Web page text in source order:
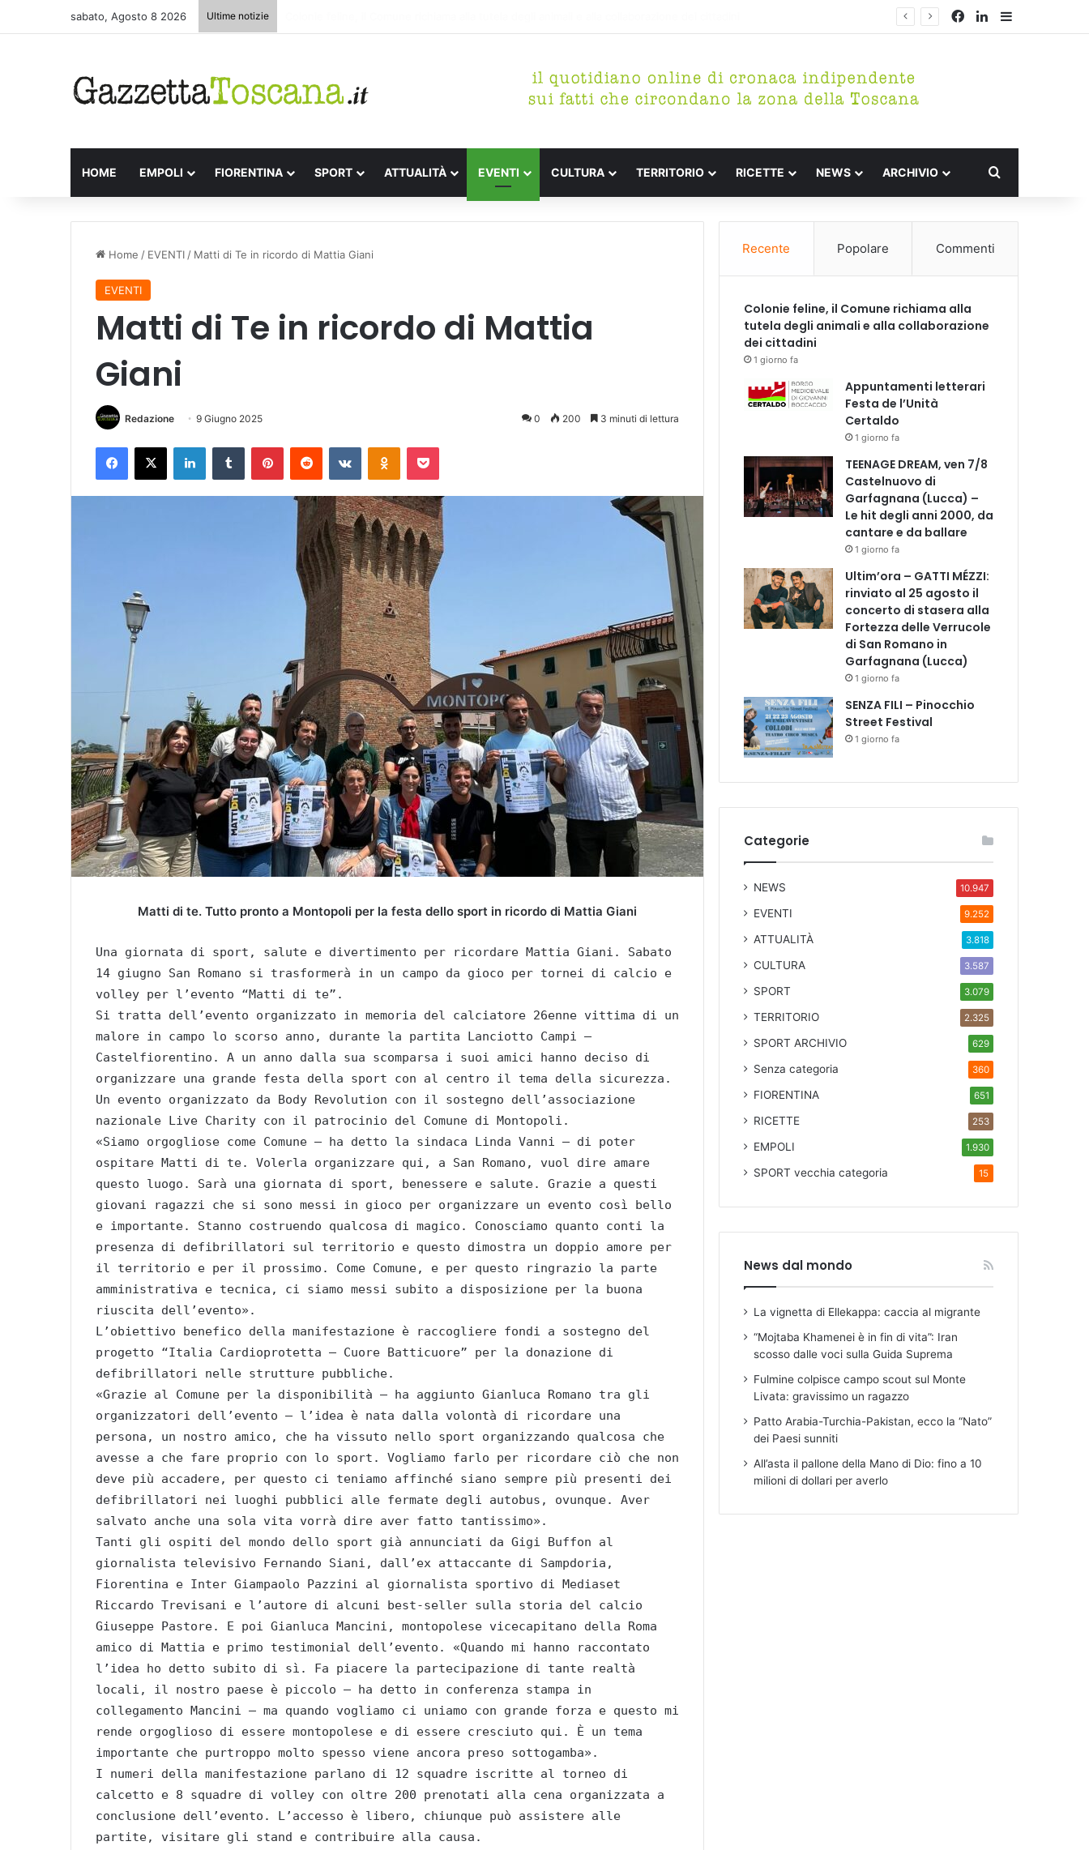
sabato, Agosto 8 2026 Ultime notizie Facebook
LinkedIn
HOME EMPOLI FIORENTINA SPORT ATTUALITÀ EVENTI CULTURA TERRITORIO RICETTE NEWS ARCHIVIO
Home / EVENTI / Matti di Te in ricordo di Mattia Giani
EVENTI
Matti di Te in ricordo di Mattia
Giani
Redazione 9 Giugno 2025 0 200 3 minuti di lettura
Matti di te. Tutto pronto a Montopoli per la festa dello sport in ricordo di Mattia Giani
Una giornata di sport, salute e divertimento per ricordare Mattia Giani. Sabato
14 giugno San Romano si trasformerà in un campo da gioco per tornei di calcio e
volley per l’evento “Matti di te”.
Si tratta dell’evento organizzato in memoria del calciatore 26enne vittima di un
malore in campo lo scorso anno, durante la partita Lanciotto Campi –
Castelfiorentino. A un anno dalla sua scomparsa i suoi amici hanno deciso di
organizzare una grande festa della sport con al centro il tema della sicurezza.
Un evento organizzato da Body Revolution con il sostegno dell’associazione
nazionale Live Charity con il patrocinio del Comune di Montopoli.
«Siamo orgogliose come Comune – ha detto la sindaca Linda Vanni – di poter
ospitare Matti di te. Volerla organizzare qui, a San Romano, vuol dire amare
questo luogo. Sarà una giornata di sport, benessere e salute. Grazie a questi
giovani ragazzi che si sono messi in gioco per organizzare un evento così bello
e importante. Stanno costruendo qualcosa di magico. Conosciamo quanto conti la
presenza di defibrillatori sul territorio e questo dimostra un doppio amore per
il territorio e per il prossimo. Come Comune, e per questo ringrazio la parte
amministrativa e tecnica, ci siamo messi subito a disposizione per la buona
riuscita dell’evento».
L’obiettivo benefico della manifestazione è raccogliere fondi a sostegno del
progetto “Italia Cardioprotetta – Cuore Batticuore” per la donazione di
defibrillatori nelle strutture pubbliche.
«Grazie al Comune per la disponibilità – ha aggiunto Gianluca Romano tra gli
organizzatori dell’evento – l’idea è nata dalla volontà di ricordare una
persona, un nostro amico, che ha vissuto nello sport organizzando qualcosa che
avesse a che fare proprio con lo sport. Vogliamo farlo per ricordare ciò che non
deve più accadere, per questo ci teniamo affinché siano sempre più presenti dei
defibrillatori nei luoghi pubblici alle fermate degli autobus, ovunque. Aver
salvato anche una sola vita vorrà dire aver fatto tantissimo».
Tanti gli ospiti del mondo dello sport già annunciati da Gigi Buffon al
giornalista televisivo Fernando Siani, dall’ex attaccante di Sampdoria,
Fiorentina e Inter Giampaolo Pazzini al giornalista sportivo di Mediaset
Riccardo Trevisani e l’autore di alcuni best-seller sulla storia del calcio
Giuseppe Pastore. E poi Gianluca Mancini, montopolese vicecapitano della Roma
amico di Mattia e primo testimonial dell’evento. «Quando mi hanno raccontato
l’idea ho detto subito di sì. Fa piacere la partecipazione di tante realtà
locali, il nostro paese è piccolo – ha detto in conferenza stampa in
collegamento Mancini – ma quando vogliamo ci uniamo con grande forza e questo mi
rende orgoglioso di essere montopolese e di essere cresciuto qui. È un tema
importante che purtroppo molto spesso viene ancora preso sottogamba».
I numeri della manifestazione parlano di 12 squadre iscritte al torneo di
calcetto e 8 squadre di volley con oltre 200 prenotati alla cena organizzata a
conclusione dell’evento. L’accesso è libero, chiunque può assistere alle
partite, visitare gli stand e contribuire alla causa.
Recente Popolare Commenti
Colonie feline, il Comune richiama alla
tutela degli animali e alla collaborazione
dei cittadini
1 giorno fa
Appuntamenti letterari
Festa de l’Unità
Certaldo
1 giorno fa
TEENAGE DREAM, ven 7/8
Castelnuovo di
Garfagnana (Lucca) –
Le hit degli anni 2000, da
cantare e da ballare
1 giorno fa
Ultim’ora – GATTI MÉZZI:
rinviato al 25 agosto il
concerto di stasera alla
Fortezza delle Verrucole
di San Romano in
Garfagnana (Lucca)
1 giorno fa
SENZA FILI – Pinocchio
Street Festival
1 giorno fa
Categorie
NEWS 10.947
EVENTI 9.252
ATTUALITÀ 3.818
CULTURA 3.587
SPORT 3.079
TERRITORIO 2.325
SPORT ARCHIVIO 629
Senza categoria 360
FIORENTINA 651
RICETTE 253
EMPOLI 1.930
SPORTvecchia categoria 15
News dal mondo
La vignetta di Ellekappa: caccia al migrante
“Mojtaba Khamenei è in fin di vita”: Iran
scosso dalle voci sulla Guida Suprema
Fulmine colpisce campo scout sul Monte
Livata: gravissimo un ragazzo
Patto Arabia-Turchia-Pakistan, ecco la “Nato”
dei Paesi sunniti
All’asta il pallone della Mano di Dio: fino a 10
milioni di dollari per averlo